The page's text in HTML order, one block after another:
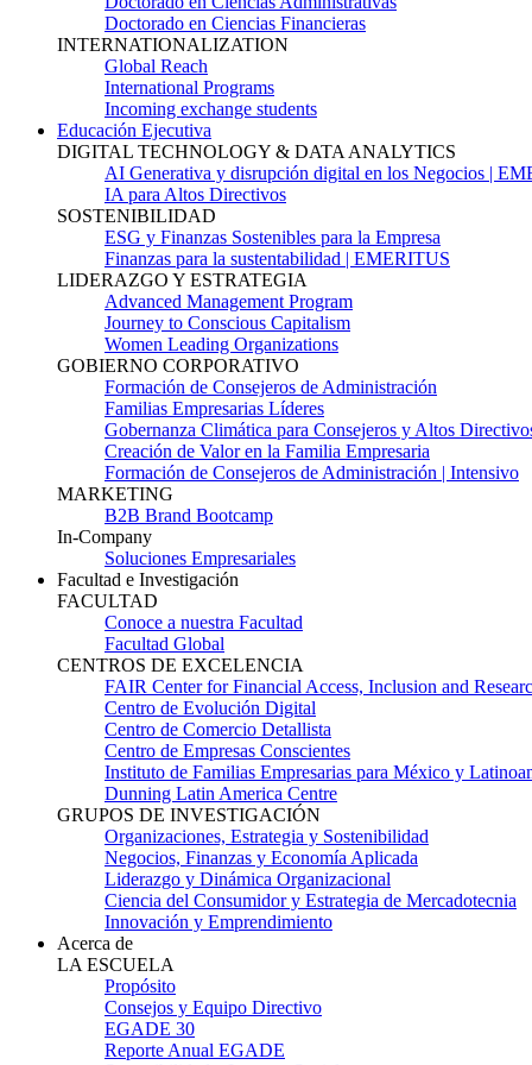
Doctorado en Ciencias Financieras
INTERNATIONALIZATION
Global Reach
International Programs
Incoming exchange students
Educación Ejecutiva
DIGITAL TECHNOLOGY & DATA ANALYTICS
AI Generativa y disrupción digital en los Negocios |
IA para Altos Directivos
SOSTENIBILIDAD
ESG y Finanzas Sostenibles para la Empresa
Finanzas para la sustentabilidad | EMERITUS
LIDERAZGO Y ESTRATEGIA
Advanced Management Program
Journey to Conscious Capitalism
Women Leading Organizations
GOBIERNO CORPORATIVO
Formación de Consejeros de Administración
Familias Empresarias Líderes
Gobernanza Climática para Consejeros y Altos
Creación de Valor en la Familia Empresaria
Formación de Consejeros de Administración | Intensivo
MARKETING
B2B Brand Bootcamp
In-Company
Soluciones Empresariales
Facultad e Investigación
FACULTAD
Conoce a nuestra Facultad
Facultad Global
CENTROS DE EXCELENCIA
FAIR Center for Financial Access, Inclusion and
Centro de Evolución Digital
Centro de Comercio Detallista
Centro de Empresas Conscientes
Instituto de Familias Empresarias para México y
Dunning Latin America Centre
GRUPOS DE INVESTIGACIÓN
Organizaciones, Estrategia y Sostenibilidad
Negocios, Finanzas y Economía Aplicada
Liderazgo y Dinámica Organizacional
Ciencia del Consumidor y Estrategia de Mercadotecnia
Innovación y Emprendimiento
Acerca de
LA ESCUELA
Propósito
Consejos y Equipo Directivo
EGADE 30
Reporte Anual EGADE